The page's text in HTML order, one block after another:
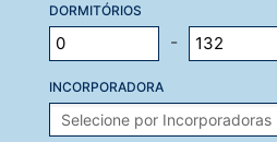
DORMITÓRIOS
-
INCORPORADORA